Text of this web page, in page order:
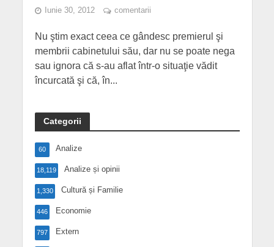
Iunie 30, 2012 comentarii
Nu ştim exact ceea ce gândesc premierul şi
membrii cabinetului său, dar nu se poate nega
sau ignora că s-au aflat într-o situaţie vădit
încurcată şi că, în...
Categorii
Analize
60
Analize și opinii
18,119
Cultură și Familie
1,330
Economie
446
Extern
797